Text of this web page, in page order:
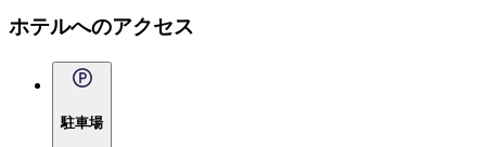
ホテルへのアクセス
駐車場